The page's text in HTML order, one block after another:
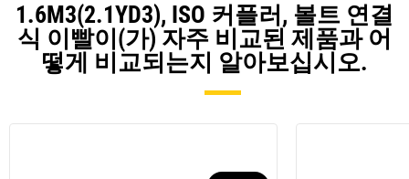
1.6M3(2.1YD3), ISO 커플러, 볼트 연결
식 이빨이(가) 자주 비교된 제품과 어
떻게 비교되는지 알아보십시오.